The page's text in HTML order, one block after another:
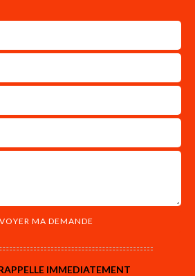
IMMEDIATEMENT